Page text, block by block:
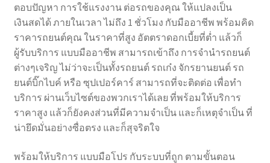
ตอบปัญหา การใช้แรงงาน ต่อรถของคุณ ให้แปลงเป็น
เงินสดได้ ภายในเวลา ไม่ถึง 1 ชั่วโมง กับมืออาชีพ พร้อมคิด
ราคารถยนต์คุณ ในราคาที่สูง อัตตราดอกเบี้ยที่ต่ำ แล้วก็
ผู้รับบริการ แบบมืออาชีพ สามารถเข้าถึง การจำนำรถยนต์
ต่างๆเจริญ ไม่ว่าจะเป็นทั้งรถยนต์ รถเก๋ง จักรยานยนต์ รถ
ยนต์บิ๊กไบค์ หรือ ซุปเปอร์คาร์ สามารถที่จะติดต่อ เพื่อทำ
บริการ ผ่านเว็บไซต์ของพวกเราได้เลย ที่พร้อมให้บริการ
ราคาสูง แล้วก็ยังคงส่วนที่มีความจำเป็น และก็เหตุจำเป็น ที่
น่ายึดมั่นอย่างซื่อตรง และก็สุจริตใจ
พร้อมให้บริการ แบบมือโปร กับระบบที่ถูก ตามขั้นตอน